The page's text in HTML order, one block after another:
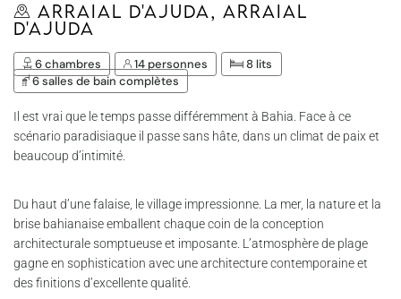
Arraial D'Ajuda, Arraial
D'Ajuda
6 chambres 14 personnes
8 lits
6 salles de bain complètes
Il est vrai que le temps passe différemment à Bahia. Face à ce
scénario paradisiaque il passe sans hâte, dans un climat de paix et
beaucoup d’intimité.
Du haut d’une falaise, le village impressionne. La mer, la nature et la
brise bahianaise emballent chaque coin de la conception
architecturale somptueuse et imposante. L’atmosphère de plage
gagne en sophistication avec une architecture contemporaine et
des finitions d’excellente qualité.